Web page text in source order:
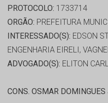
PROTOCOLO: 1733714
ORGÃO: PREFEITURA
INTERESSADO(S): EDSON
ENGENHARIA EIRELI,
ADVOGADO(S): ELITON
CONS. OSMAR DOMINGUES